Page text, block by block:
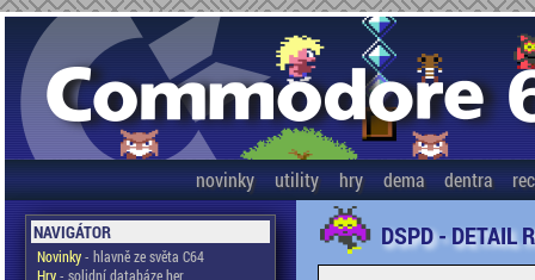
novinky utility hry dema dentra
NAVIGÁTOR
Novinky- hlavně ze světa C64
Hry- solidní databáze her
DSPD - DETAIL